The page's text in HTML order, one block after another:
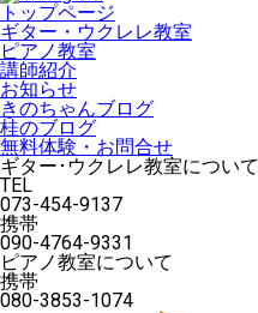
トップページ
ギター・ウクレレ教室
ピアノ教室
講師紹介
お知らせ
きのちゃんブログ
桂のブログ
無料体験・お問合せ
ギター･ウクレレ教室について
TEL
073-454-9137
携帯
090-4764-9331
ピアノ教室について
携帯
080-3853-1074